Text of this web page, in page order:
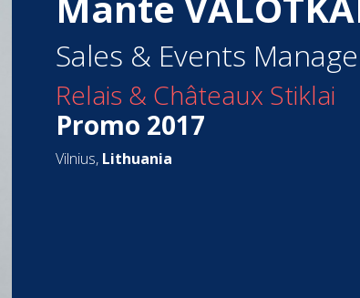
Sales & Events
Relais & Châteaux Stiklai
Promo 2017
Vilnius, Lithuania